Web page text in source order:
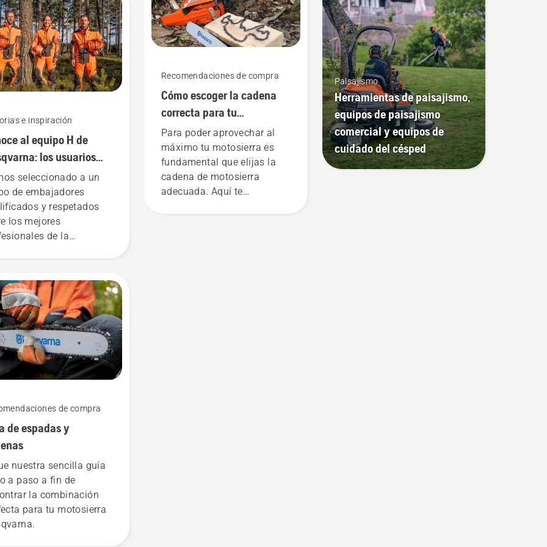
e inspiración
al equipo H de
los usuarios
exigentes
seleccionado a un
de embajadores
y respetados
los mejores
de la
H. Y son nuestros
más exigentes.
de compra
de espadas y
nuestra sencilla guía
a paso a fin de
la combinación
para tu motosierra
Recomendaciones de compra
Cómo escoger la cadena
correcta para tu
motosierra: Algunos
consejos
Para poder aprovechar al
máximo tu motosierra es
fundamental que elijas la
cadena de motosierra
adecuada. Aquí te
Paisajismo
Herramientas de paisajismo,
equipos de paisajismo
comercial y equipos de
cuidado del césped